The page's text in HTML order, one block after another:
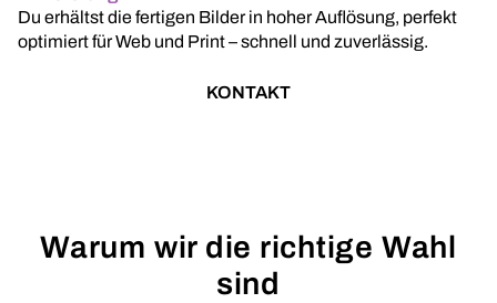
Du erhältst die fertigen Bilder in hoher Auflösung, perfekt
optimiert für Web und Print – schnell und zuverlässig.
KONTAKT
Warum wir die richtige Wahl
sind